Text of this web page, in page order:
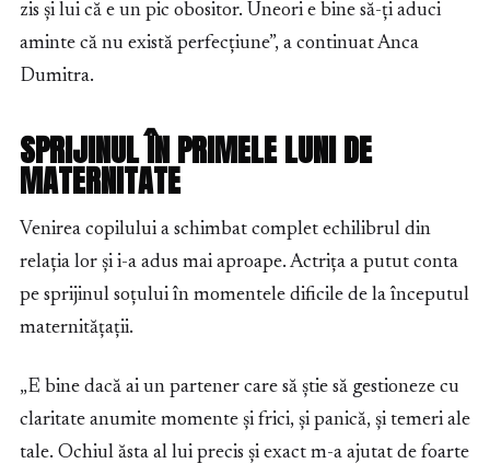
zis și lui că e un pic obositor. Uneori e bine să-ți aduci
aminte că nu există perfecțiune”, a continuat Anca
Dumitra.
SPRIJINUL ÎN PRIMELE LUNI DE
MATERNITATE
Venirea copilului a schimbat complet echilibrul din
relația lor și i-a adus mai aproape. Actrița a putut conta
pe sprijinul soțului în momentele dificile de la începutul
maternitățații.
„E bine dacă ai un partener care să știe să gestioneze cu
claritate anumite momente și frici, și panică, și temeri ale
tale. Ochiul ăsta al lui precis și exact m-a ajutat de foarte